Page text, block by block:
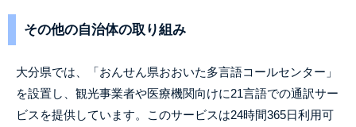
その他の自治体の取り組み
大分県では、「おんせん県おおいた多言語コールセンター」
を設置し、観光事業者や医療機関向けに21言語での通訳サー
ビスを提供しています。このサービスは24時間365日利用可